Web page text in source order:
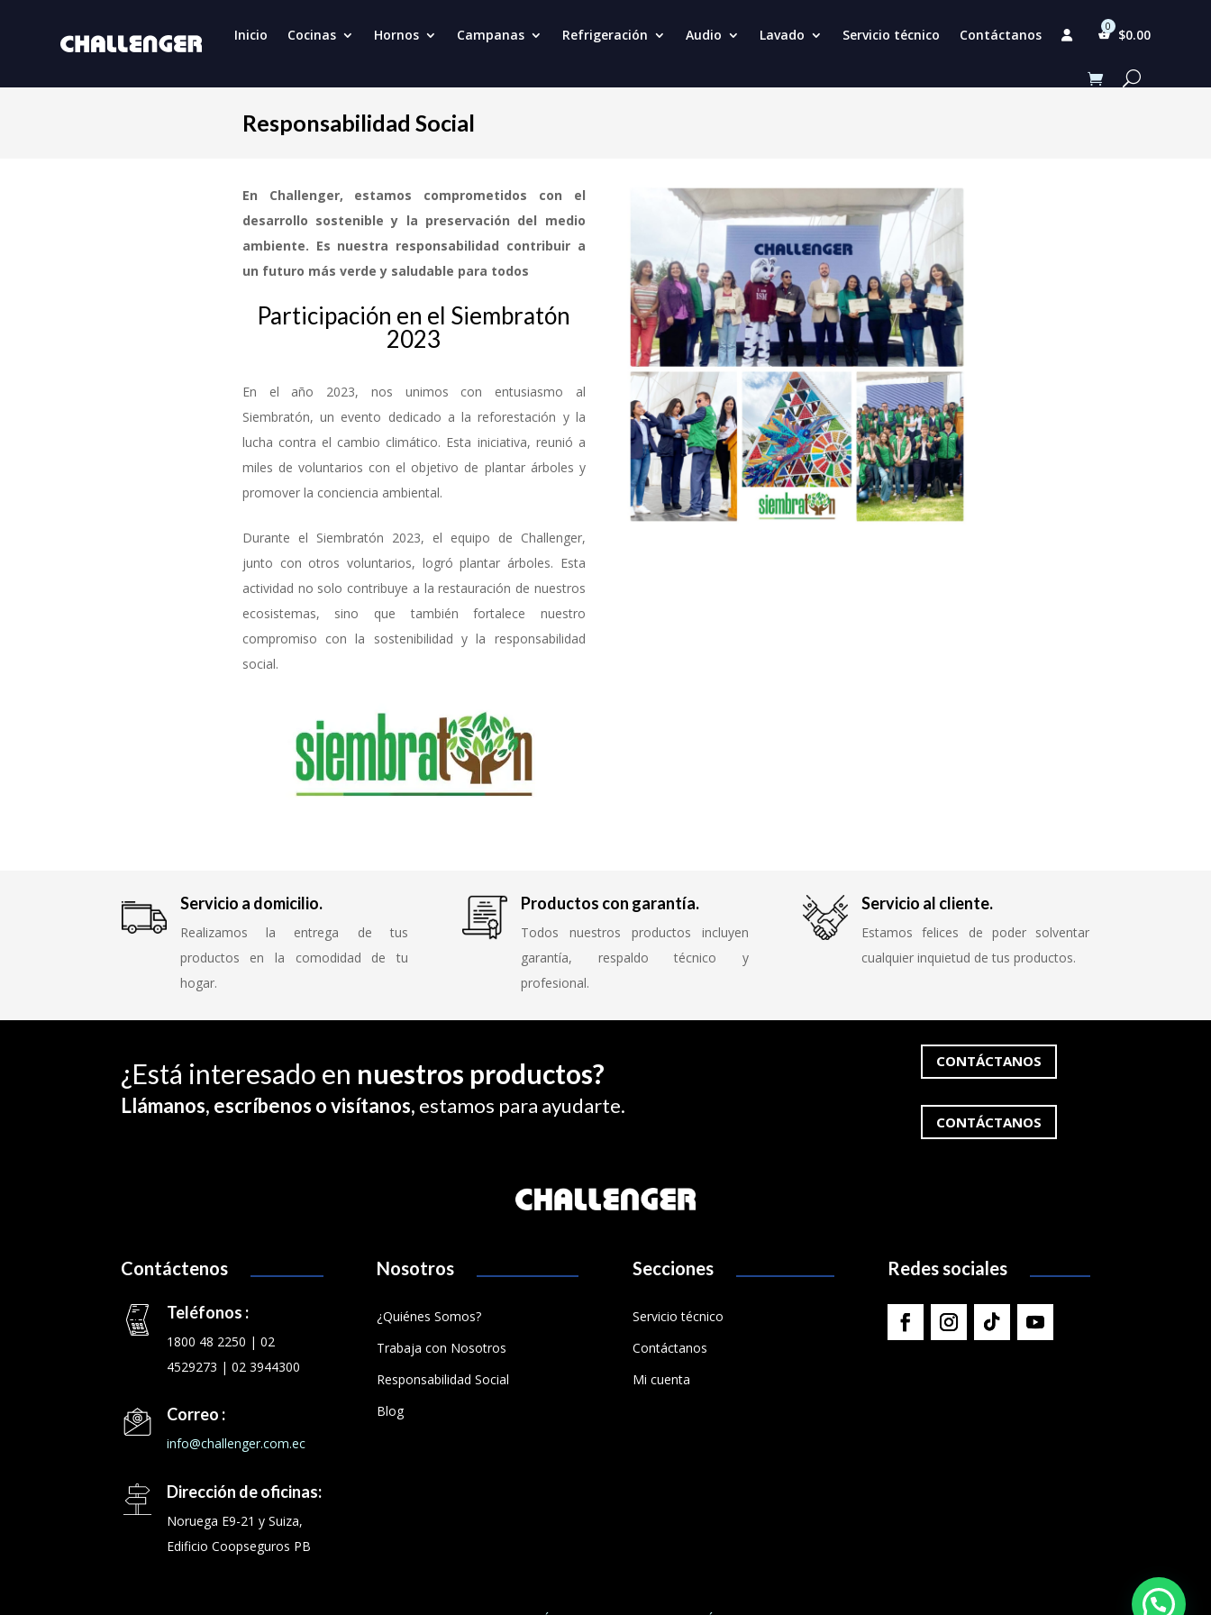
Inicio Cocinas Hornos Campanas Refrigeración Audio Lavado Servicio técnico Contáctanos $0.00
Responsabilidad Social
En Challenger, estamos comprometidos con el
desarrollo sostenible y la preservación del medio
ambiente. Es nuestra responsabilidad contribuir a
un futuro más verde y saludable para todos
Participación en el Siembratón
2023
En el año 2023, nos unimos con entusiasmo al
Siembratón, un evento dedicado a la reforestación y la
lucha contra el cambio climático. Esta iniciativa, reunió a
miles de voluntarios con el objetivo de plantar árboles y
promover la conciencia ambiental.
Durante el Siembratón 2023, el equipo de Challenger,
junto con otros voluntarios, logró plantar árboles. Esta
actividad no solo contribuye a la restauración de nuestros
ecosistemas, sino que también fortalece nuestro
compromiso con la sostenibilidad y la responsabilidad
social.
Servicio a domicilio.
Realizamos la entrega de tus
productos en la comodidad de tu
hogar.
Productos con garantía.
Todos nuestros productos incluyen
garantía, respaldo técnico y
profesional.
Servicio al cliente.
Estamos felices de poder solventar
cualquier inquietud de tus productos.
¿Está interesado en nuestros productos?
Llámanos, escríbenos o visítanos, estamos para ayudarte.
CONTÁCTANOS
CONTÁCTANOS
Contáctenos
Teléfonos :
1800 48 2250 | 02
4529273 | 02 3944300
Correo :
info@challenger.com.ec
Dirección de oficinas:
Noruega E9-21 y Suiza,
Edificio Coopseguros PB
Nosotros
¿Quiénes Somos?
Trabaja con Nosotros
Responsabilidad Social
Blog
Secciones
Servicio técnico
Contáctanos
Mi cuenta
Redes sociales